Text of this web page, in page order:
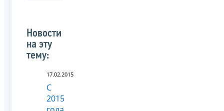
Новости
на эту
тему:
17.02.2015
С
2015